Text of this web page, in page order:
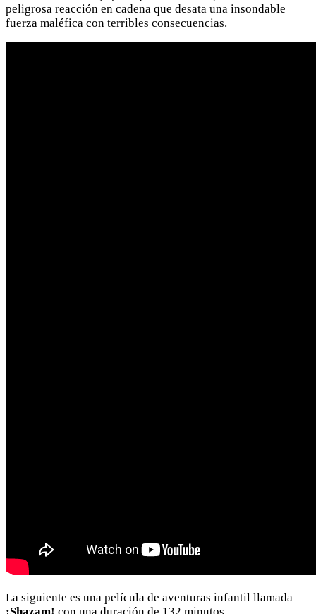
peligrosa reacción en cadena que desata una insondable
fuerza maléfica con terribles consecuencias.
La siguiente es una película de aventuras infantil llamada
¡Shazam! con una duración de 132 minutos.